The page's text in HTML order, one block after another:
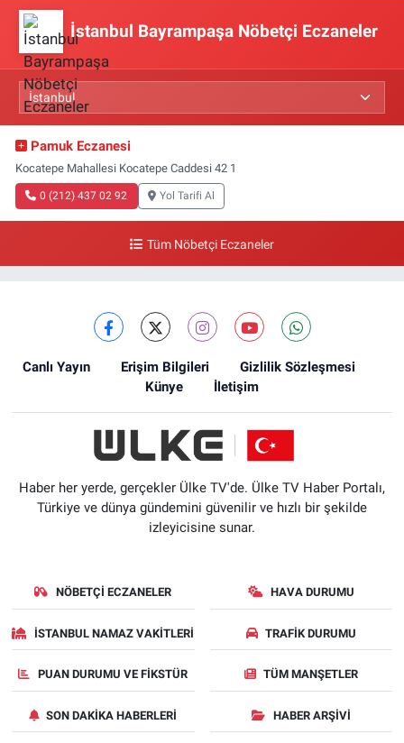
İstanbul Bayrampaşa Nöbetçi Eczaneler
Pamuk Eczanesi
Kocatepe Mahallesi Kocatepe Caddesi 42 1
0 (212) 437 02 92 Yol Tarifi Al
Tüm Nöbetçi Eczaneler
Canlı Yayın Erişim Bilgileri
Gizlilik Sözleşmesi
Künye
İletişim
Haber her yerde, gerçekler Ülke TV'de. Ülke TV Haber Portalı,
Türkiye ve dünya gündemini güvenilir ve hızlı bir şekilde
izleyicisine sunar.
NÖBETÇI ECZANELER HAVA DURUMU
İSTANBUL NAMAZ VAKITLERI TRAFIK DURUMU
PUAN DURUMU VE FIKSTÜR TÜM MANŞETLER
SON DAKIKA HABERLERI HABER ARŞIVI